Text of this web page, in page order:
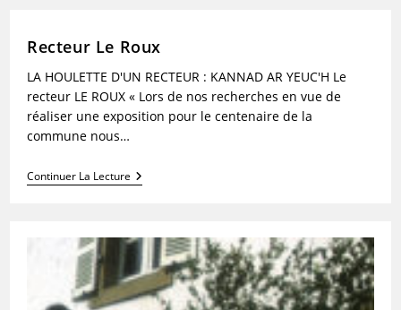
Recteur Le Roux
LA HOULETTE D'UN RECTEUR : KANNAD AR YEUC'H Le
recteur LE ROUX « Lors de nos recherches en vue de
réaliser une exposition pour le centenaire de la
commune nous…
Continuer La LectureRecteur
Le